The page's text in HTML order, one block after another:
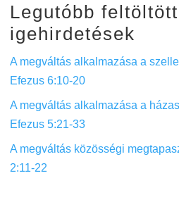
Legutóbb feltöltött
igehirdetések
A megváltás alkalmazása a
Efezus 6:10-20
A megváltás alkalmazása a
Efezus 5:21-33
A megváltás közösségi
2:11-22